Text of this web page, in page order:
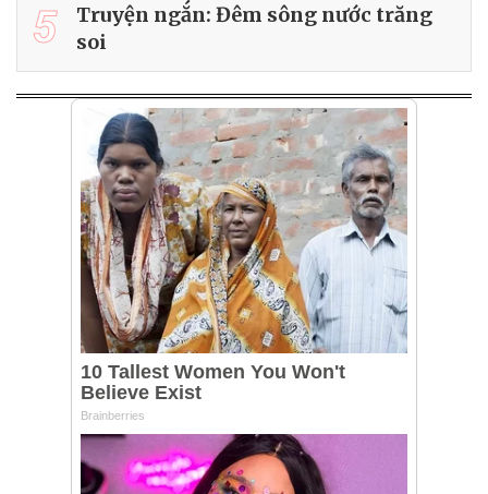
5
Truyện ngắn: Đêm sông nước trăng
soi